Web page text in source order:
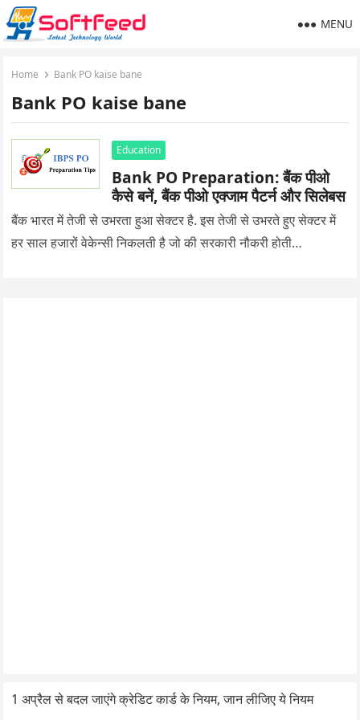
MENU
Home Bank PO kaise bane
Bank PO kaise bane
Education
Bank PO Preparation: बैंक पीओ
कैसे बनें, बैंक पीओ एक्जाम पैटर्न और सिलेबस
बैंक भारत में तेजी से उभरता हुआ सेक्टर है. इस तेजी से उभरते हुए सेक्टर में
हर साल हजारों वेकेन्सी निकलती है जो की सरकारी नौकरी होती…
1 अप्रैल से बदल जाएंगे क्रेडिट कार्ड के नियम, जान लीजिए ये नियम